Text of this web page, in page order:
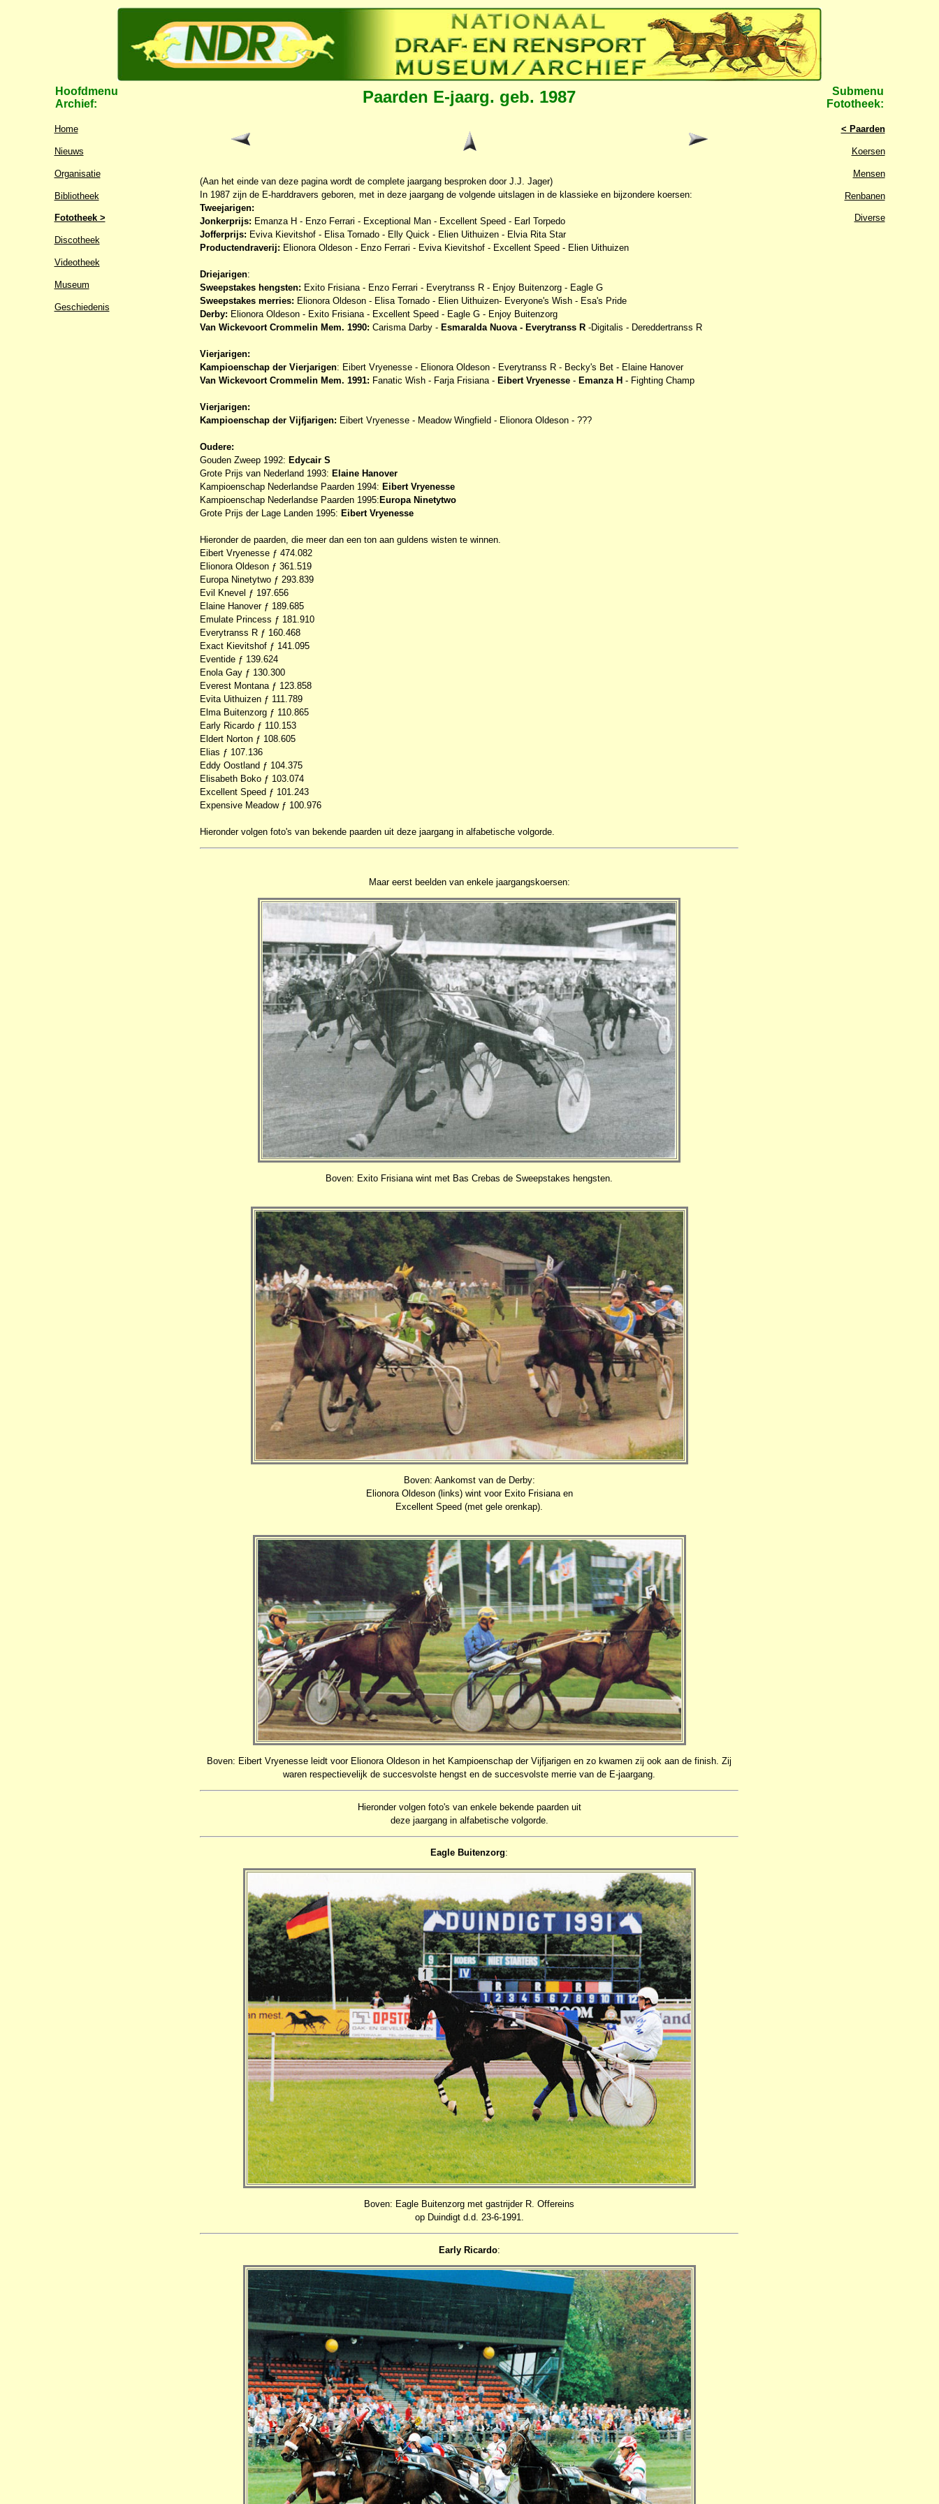
Hoofdmenu
Archief:
Home
Nieuws
Organisatie
Bibliotheek
Fototheek >
Discotheek
Videotheek
Museum
Geschiedenis
Paarden E-jaarg. geb. 1987
(Aan het einde van deze pagina wordt de complete jaargang besproken door J.J. Jager)
In 1987 zijn de E-harddravers geboren, met in deze jaargang de volgende uitslagen in de klassieke en bijzondere koersen:
Tweejarigen:
Jonkerprijs: Emanza H - Enzo Ferrari - Exceptional Man - Excellent Speed - Earl Torpedo
Jofferprijs: Eviva Kievitshof - Elisa Tornado - Elly Quick - Elien Uithuizen - Elvia Rita Star
Productendraverij: Elionora Oldeson - Enzo Ferrari - Eviva Kievitshof - Excellent Speed - Elien Uithuizen
Driejarigen:
Sweepstakes hengsten: Exito Frisiana - Enzo Ferrari - Everytranss R - Enjoy Buitenzorg - Eagle G
Sweepstakes merries: Elionora Oldeson - Elisa Tornado - Elien Uithuizen- Everyone's Wish - Esa's Pride
Derby: Elionora Oldeson - Exito Frisiana - Excellent Speed - Eagle G - Enjoy Buitenzorg
Van Wickevoort Crommelin Mem. 1990: Carisma Darby - Esmaralda Nuova - Everytranss R -Digitalis - Dereddertranss R
Vierjarigen:
Kampioenschap der Vierjarigen: Eibert Vryenesse - Elionora Oldeson - Everytranss R - Becky's Bet - Elaine Hanover
Van Wickevoort Crommelin Mem. 1991: Fanatic Wish - Farja Frisiana - Eibert Vryenesse - Emanza H - Fighting Champ
Vierjarigen:
Kampioenschap der Vijfjarigen: Eibert Vryenesse - Meadow Wingfield - Elionora Oldeson - ???
Oudere:
Gouden Zweep 1992: Edycair S
Grote Prijs van Nederland 1993: Elaine Hanover
Kampioenschap Nederlandse Paarden 1994: Eibert Vryenesse
Kampioenschap Nederlandse Paarden 1995: Europa Ninetytwo
Grote Prijs der Lage Landen 1995: Eibert Vryenesse
Hieronder de paarden, die meer dan een ton aan guldens wisten te winnen.
Eibert Vryenesse ƒ 474.082
Elionora Oldeson ƒ 361.519
Europa Ninetytwo ƒ 293.839
Evil Knevel ƒ 197.656
Elaine Hanover ƒ 189.685
Emulate Princess ƒ 181.910
Everytranss R ƒ 160.468
Exact Kievitshof ƒ 141.095
Eventide ƒ 139.624
Enola Gay ƒ 130.300
Everest Montana ƒ 123.858
Evita Uithuizen ƒ 111.789
Elma Buitenzorg ƒ 110.865
Early Ricardo ƒ 110.153
Eldert Norton ƒ 108.605
Elias ƒ 107.136
Eddy Oostland ƒ 104.375
Elisabeth Boko ƒ 103.074
Excellent Speed ƒ 101.243
Expensive Meadow ƒ 100.976
Hieronder volgen foto's van bekende paarden uit deze jaargang in alfabetische volgorde.
Maar eerst beelden van enkele jaargangskoersen:
Boven: Exito Frisiana wint met Bas Crebas de Sweepstakes hengsten.
Boven: Aankomst van de Derby:
Elionora Oldeson (links) wint voor Exito Frisiana en
Excellent Speed (met gele orenkap).
Boven: Eibert Vryenesse leidt voor Elionora Oldeson in het Kampioenschap der Vijfjarigen en zo kwamen zij ook aan de finish. Zij
waren respectievelijk de succesvolste hengst en de succesvolste merrie van de E-jaargang.
Hieronder volgen foto's van enkele bekende paarden uit
deze jaargang in alfabetische volgorde.
Eagle Buitenzorg:
Boven: Eagle Buitenzorg met gastrijder R. Offereins
op Duindigt d.d. 23-6-1991.
Early Ricardo:
Submenu
Fototheek:
< Paarden
Koersen
Mensen
Renbanen
Diverse